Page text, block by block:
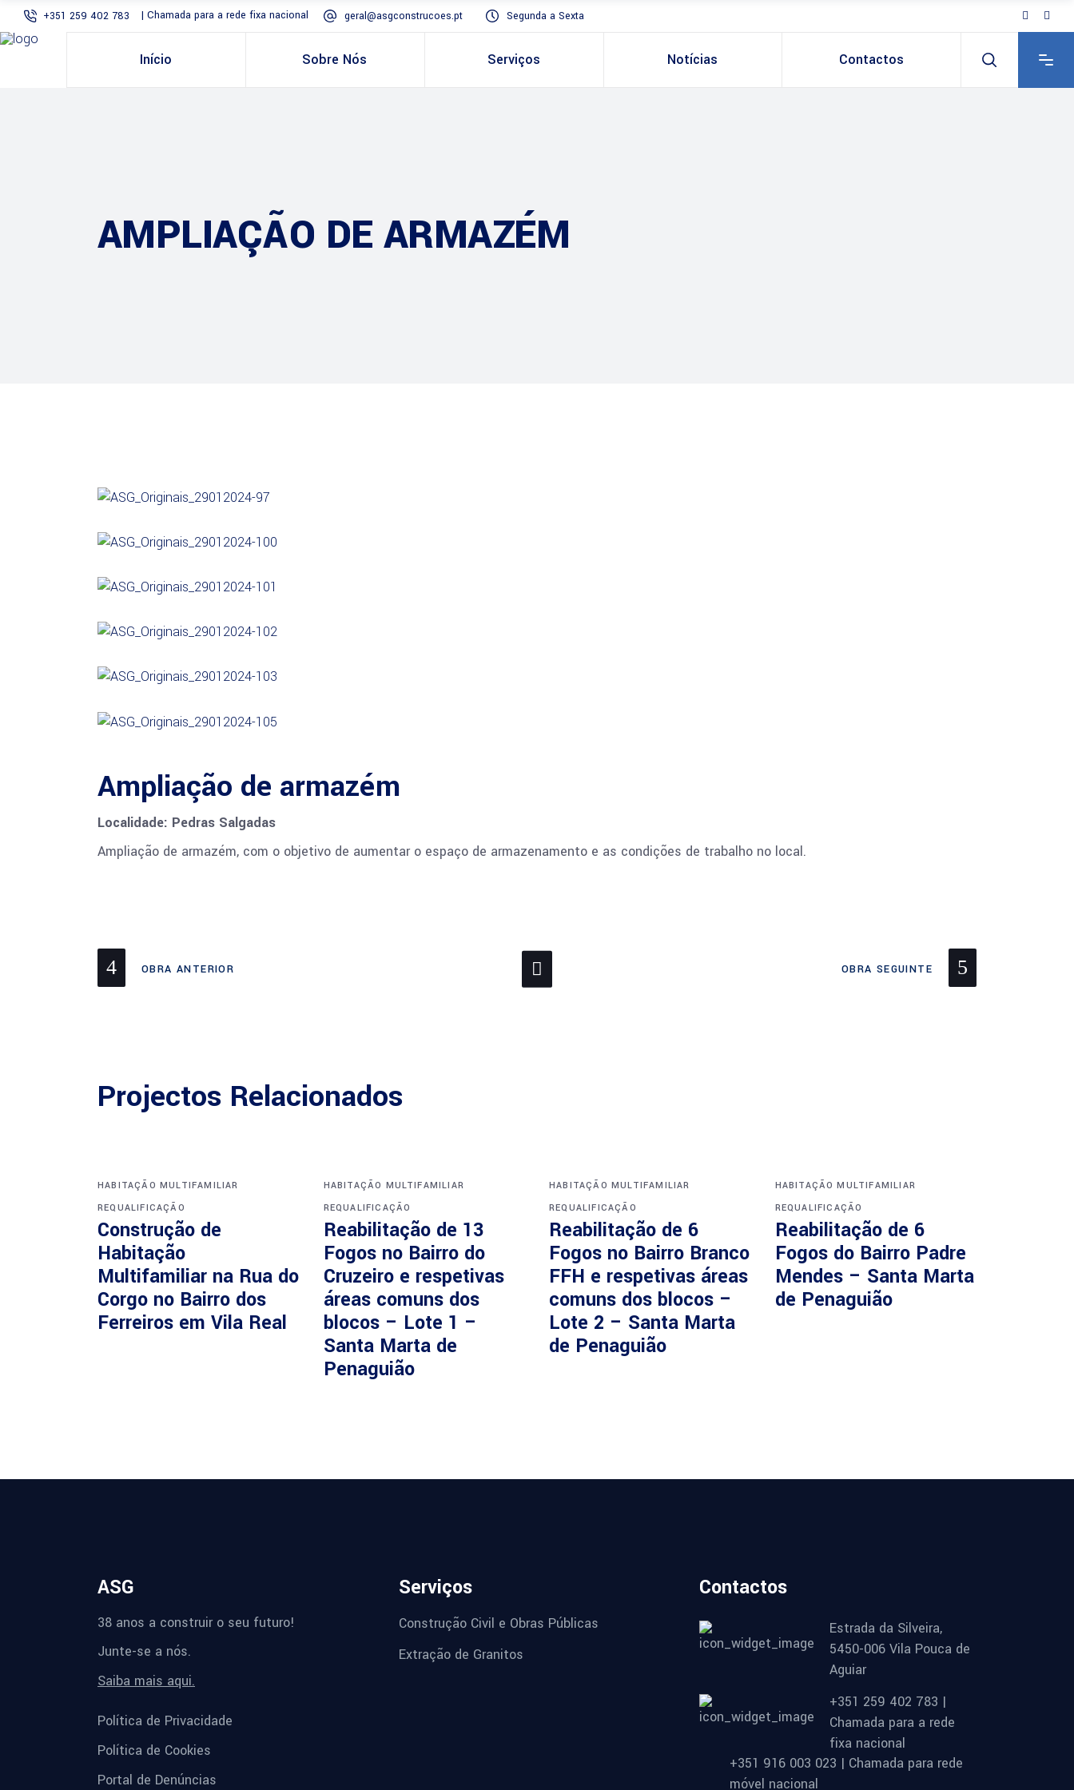
+351 259 402 783 | Chamada para a rede fixa nacional geral@asgconstrucoes.pt Segunda a Sexta
Início Sobre Nós Serviços Notícias Contactos
AMPLIAÇÃO DE ARMAZÉM
Ampliação de armazém
Localidade: Pedras Salgadas
Ampliação de armazém, com o objetivo de aumentar o espaço de armazenamento e as condições de trabalho no local.
OBRA ANTERIOR OBRA SEGUINTE
Projectos Relacionados
HABITAÇÃO MULTIFAMILIAR
REQUALIFICAÇÃO
Construção de
Habitação
Multifamiliar na Rua do
Corgo no Bairro dos
Ferreiros em Vila Real
HABITAÇÃO MULTIFAMILIAR
REQUALIFICAÇÃO
Reabilitação de 13
Fogos no Bairro do
Cruzeiro e respetivas
áreas comuns dos
blocos – Lote 1 –
Santa Marta de
Penaguião
HABITAÇÃO MULTIFAMILIAR
REQUALIFICAÇÃO
Reabilitação de 6
Fogos no Bairro Branco
FFH e respetivas áreas
comuns dos blocos –
Lote 2 – Santa Marta
de Penaguião
HABITAÇÃO MULTIFAMILIAR
REQUALIFICAÇÃO
Reabilitação de 6
Fogos do Bairro Padre
Mendes – Santa Marta
de Penaguião
ASG
38 anos a construir o seu futuro!
Junte-se a nós.
Saiba mais aqui.
Política de Privacidade
Política de Cookies
Portal de Denúncias
Serviços
Construção Civil e Obras Públicas
Extração de Granitos
Contactos
Estrada da Silveira,
5450-006 Vila Pouca de
Aguiar
+351 259 402 783 |
Chamada para a rede
fixa nacional
+351 916 003 023 | Chamada para rede
móvel nacional